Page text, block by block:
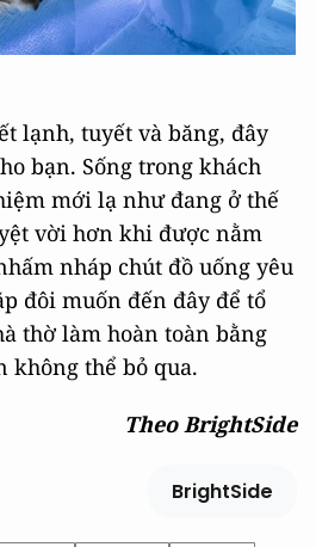
lạnh, tuyết và băng, đây
bạn. Sống trong khách
mới lạ như đang ở thế
vời hơn khi được nằm
nháp chút đồ uống yêu
đôi muốn đến đây để tổ
thờ làm hoàn toàn bằng
không thể bỏ qua.
Theo BrightSide
BrightSide